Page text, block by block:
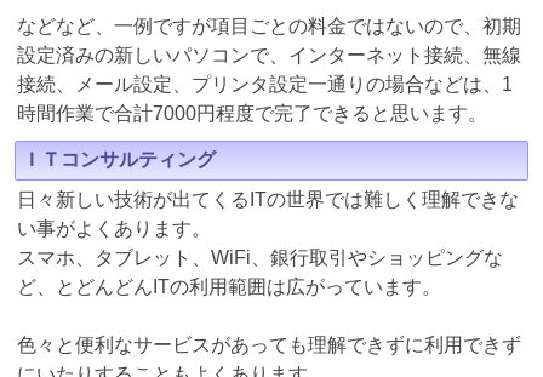
などなど、一例ですが項目ごとの料金ではないので、初期
設定済みの新しいパソコンで、インターネット接続、無線
接続、メール設定、プリンタ設定一通りの場合などは、1
時間作業で合計7000円程度で完了できると思います。
ＩＴコンサルティング
日々新しい技術が出てくるITの世界では難しく理解できな
い事がよくあります。
スマホ、タブレット、WiFi、銀行取引やショッピングな
ど、とどんどんITの利用範囲は広がっています。
色々と便利なサービスがあっても理解できずに利用できず